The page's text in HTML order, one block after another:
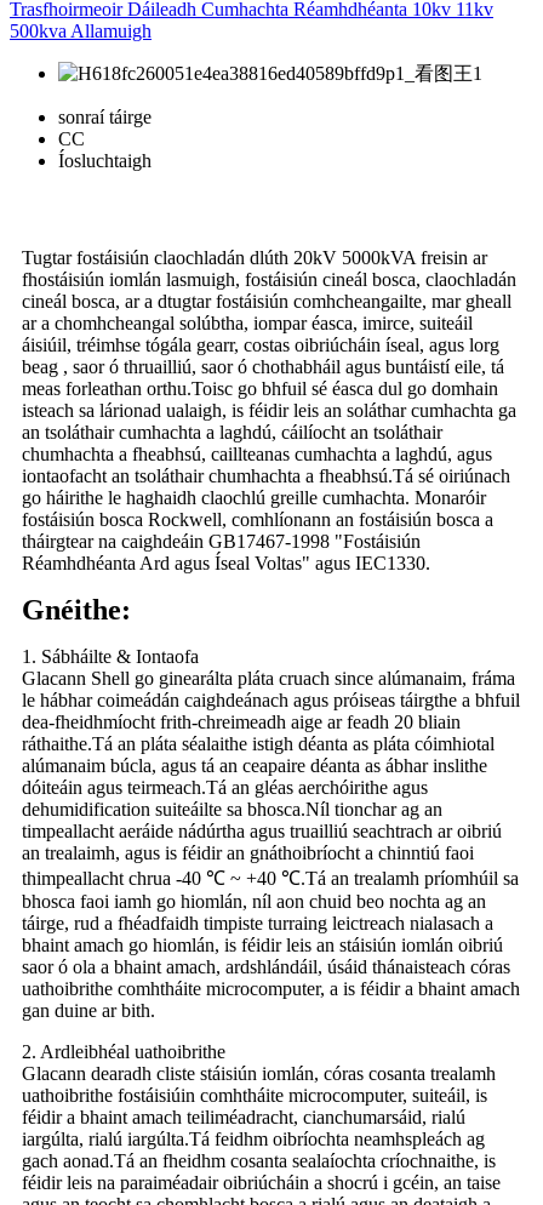
Trasfhoirmeoir Dáileadh Cumhachta Réamhdhéanta 10kv 11kv
500kva Allamuigh
sonraí táirge
CC
Íosluchtaigh
Tugtar fostáisiún claochladán dlúth 20kV 5000kVA freisin ar
fhostáisiún iomlán lasmuigh, fostáisiún cineál bosca, claochladán
cineál bosca, ar a dtugtar fostáisiún comhcheangailte, mar gheall
ar a chomhcheangal solúbtha, iompar éasca, imirce, suiteáil
áisiúil, tréimhse tógála gearr, costas oibriúcháin íseal, agus lorg
beag , saor ó thruailliú, saor ó chothabháil agus buntáistí eile, tá
meas forleathan orthu.Toisc go bhfuil sé éasca dul go domhain
isteach sa lárionad ualaigh, is féidir leis an soláthar cumhachta ga
an tsoláthair cumhachta a laghdú, cáilíocht an tsoláthair
chumhachta a fheabhsú, caillteanas cumhachta a laghdú, agus
iontaofacht an tsoláthair chumhachta a fheabhsú.Tá sé oiriúnach
go háirithe le haghaidh claochlú greille cumhachta. Monaróir
fostáisiún bosca Rockwell, comhlíonann an fostáisiún bosca a
tháirgtear na caighdeáin GB17467-1998 "Fostáisiún
Réamhdhéanta Ard agus Íseal Voltas" agus IEC1330.
Gnéithe:
1. Sábháilte & Iontaofa
Glacann Shell go ginearálta pláta cruach since alúmanaim, fráma
le hábhar coimeádán caighdeánach agus próiseas táirgthe a bhfuil
dea-fheidhmíocht frith-chreimeadh aige ar feadh 20 bliain
ráthaithe.Tá an pláta séalaithe istigh déanta as pláta cóimhiotal
alúmanaim búcla, agus tá an ceapaire déanta as ábhar inslithe
dóiteáin agus teirmeach.Tá an gléas aerchóirithe agus
dehumidification suiteáilte sa bhosca.Níl tionchar ag an
timpeallacht aeráide nádúrtha agus truailliú seachtrach ar oibriú
an trealaimh, agus is féidir an gnáthoibríocht a chinntiú faoi
thimpeallacht chrua -40 ℃ ~ +40 ℃.Tá an trealamh príomhúil sa
bhosca faoi iamh go hiomlán, níl aon chuid beo nochta ag an
táirge, rud a fhéadfaidh timpiste turraing leictreach nialasach a
bhaint amach go hiomlán, is féidir leis an stáisiún iomlán oibriú
saor ó ola a bhaint amach, ardshlándáil, úsáid thánaisteach córas
uathoibrithe comhtháite microcomputer, a is féidir a bhaint amach
gan duine ar bith.
2. Ardleibhéal uathoibrithe
Glacann dearadh cliste stáisiún iomlán, córas cosanta trealamh
uathoibrithe fostáisiúin comhtháite microcomputer, suiteáil, is
féidir a bhaint amach teiliméadracht, cianchumarsáid, rialú
iargúlta, rialú iargúlta.Tá feidhm oibríochta neamhspleách ag
gach aonad.Tá an fheidhm cosanta sealaíochta críochnaithe, is
féidir leis na paraiméadair oibriúcháin a shocrú i gcéin, an taise